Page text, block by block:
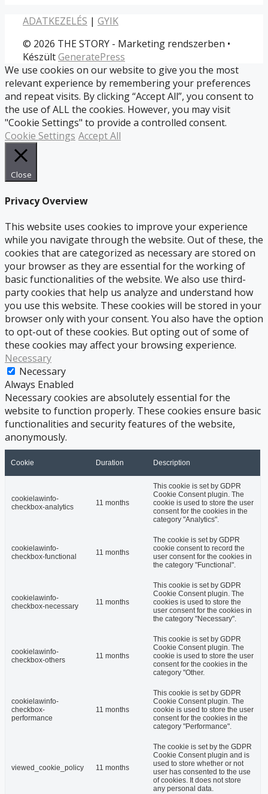
ADATKEZELÉS | GYIK
© 2026 THE STORY - Marketing rendszerben •
KészültGeneratePress
We use cookies on our website to give you the most
relevant experience by remembering your preferences
and repeat visits. By clicking “Accept All”, you consent to
the use of ALL the cookies. However, you may visit
"Cookie Settings" to provide a controlled consent.
Cookie Settings Accept All
Close
Privacy Overview
This website uses cookies to improve your experience
while you navigate through the website. Out of these, the
cookies that are categorized as necessary are stored on
your browser as they are essential for the working of
basic functionalities of the website. We also use third-
party cookies that help us analyze and understand how
you use this website. These cookies will be stored in your
browser only with your consent. You also have the option
to opt-out of these cookies. But opting out of some of
these cookies may affect your browsing experience.
Necessary
Necessary
Always Enabled
Necessary cookies are absolutely essential for the
website to function properly. These cookies ensure basic
functionalities and security features of the website,
anonymously.
Cookie Duration Description
cookielawinfo-
checkbox-analytics
11 months
This cookie is set by GDPR
Cookie Consent plugin. The
cookie is used to store the user
consent for the cookies in the
category "Analytics".
cookielawinfo-
checkbox-functional
11 months
The cookie is set by GDPR
cookie consent to record the
user consent for the cookies in
the category "Functional".
cookielawinfo-
checkbox-necessary
11 months
This cookie is set by GDPR
Cookie Consent plugin. The
cookies is used to store the
user consent for the cookies in
the category "Necessary".
cookielawinfo-
checkbox-others
11 months
This cookie is set by GDPR
Cookie Consent plugin. The
cookie is used to store the user
consent for the cookies in the
category "Other.
cookielawinfo-
checkbox-
performance
11 months
This cookie is set by GDPR
Cookie Consent plugin. The
cookie is used to store the user
consent for the cookies in the
category "Performance".
viewed_cookie_policy 11 months
The cookie is set by the GDPR
Cookie Consent plugin and is
used to store whether or not
user has consented to the use
of cookies. It does not store
any personal data.